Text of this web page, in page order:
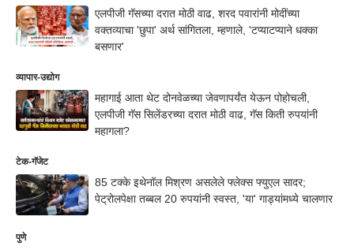
एलपीजी गॅसच्या दरात मोठी वाढ, शरद पवारांनी मोदींच्या
वक्तव्याचा 'छुपा' अर्थ सांगितला, म्हणाले, 'टप्याटप्याने धक्का
बसणार'
व्यापार-उद्योग
महागाई आता थेट दोनवेळच्या जेवणापर्यंत येऊन पोहोचली,
एलपीजी गॅस सिलेंडरच्या दरात मोठी वाढ, गॅस किती रुपयांनी
महागला?
टेक-गॅजेट
85 टक्के इथेनॉल मिश्रण असलेले फ्लेक्स फ्युएल सादर;
पेट्रोलपेक्षा तब्बल 20 रुपयांनी स्वस्त, 'या' गाड्यांमध्ये चालणार
पुणे